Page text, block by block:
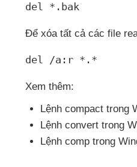
del *.bak
Để xóa tất cả các file
del /a:r *.*
Xem thêm:
Lệnh compact trong
Lệnh convert trong
Lệnh comp trong